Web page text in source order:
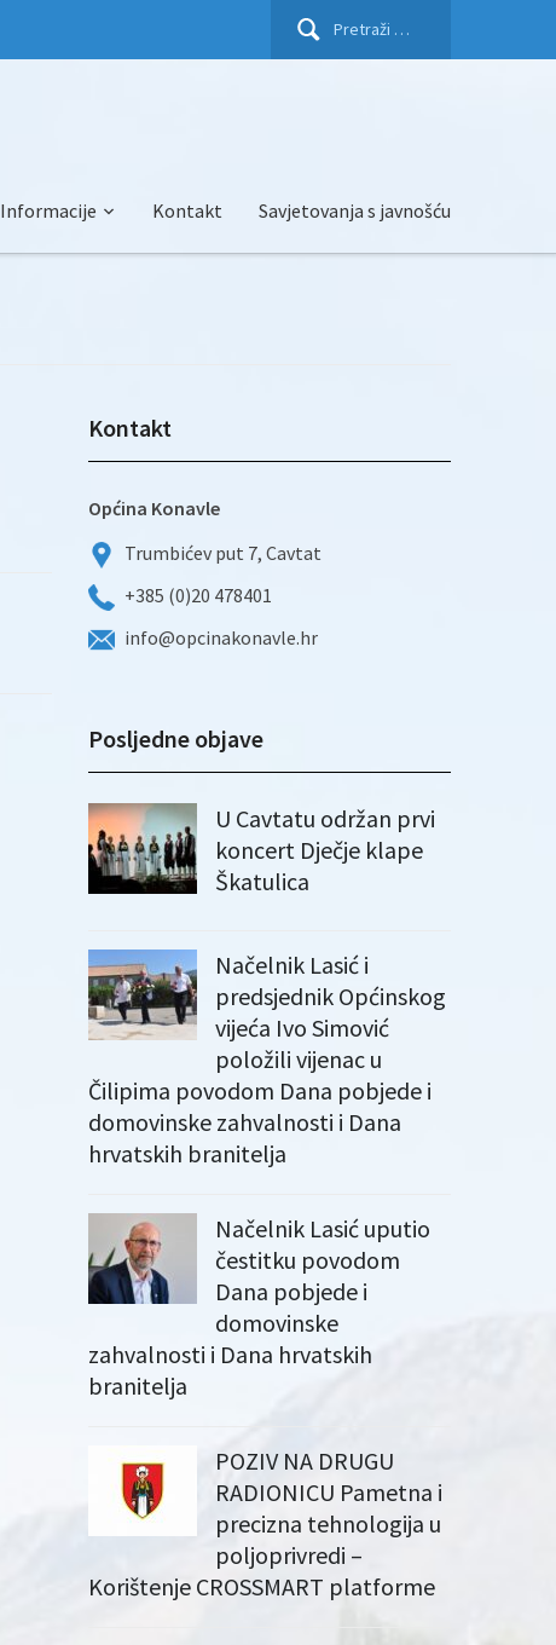
Pretraži:
Informacije Kontakt Savjetovanja s javnošću
Kontakt
Općina Konavle
Trumbićev put 7, Cavtat
+385 (0)20 478401
info@opcinakonavle.hr
Posljedne objave
U Cavtatu održan prvi
koncert Dječje klape
Škatulica
Načelnik Lasić i
predsjednik Općinskog
vijeća Ivo Simović
položili vijenac u
Čilipima povodom Dana pobjede i
domovinske zahvalnosti i Dana
hrvatskih branitelja
Načelnik Lasić uputio
čestitku povodom
Dana pobjede i
domovinske
zahvalnosti i Dana hrvatskih
branitelja
POZIV NA DRUGU
RADIONICU Pametna i
precizna tehnologija u
poljoprivredi –
Korištenje CROSSMART platforme